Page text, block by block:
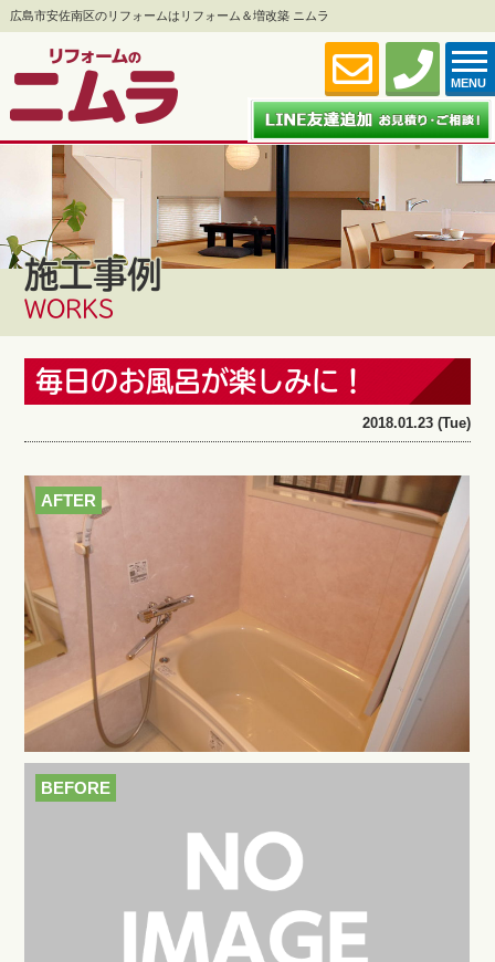
広島市安佐南区のリフォームはリフォーム＆増改築 ニムラ
MENU
施工事例
WORKS
毎日のお風呂が楽しみに！
2018.01.23 (Tue)
AFTER
BEFORE